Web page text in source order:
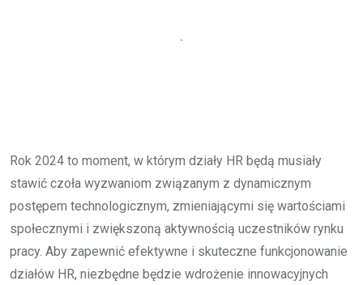
Rok 2024 to moment, w którym działy HR będą musiały
stawić czoła wyzwaniom związanym z dynamicznym
postępem technologicznym, zmieniającymi się wartościami
społecznymi i zwiększoną aktywnością uczestników rynku
pracy. Aby zapewnić efektywne i skuteczne funkcjonowanie
działów HR, niezbędne będzie wdrożenie innowacyjnych